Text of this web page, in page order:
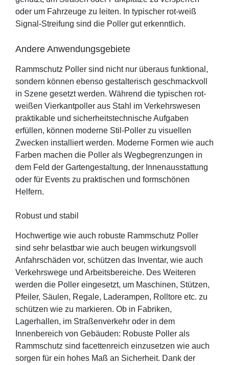
oder um Fahrzeuge zu leiten. In typischer rot-weiß
Signal-Streifung sind die Poller gut erkenntlich.
Andere Anwendungsgebiete
Rammschutz Poller sind nicht nur überaus funktional,
sondern können ebenso gestalterisch geschmackvoll
in Szene gesetzt werden. Während die typischen rot-
weißen Vierkantpoller aus Stahl im Verkehrswesen
praktikable und sicherheitstechnische Aufgaben
erfüllen, können moderne Stil-Poller zu visuellen
Zwecken installiert werden. Moderne Formen wie auch
Farben machen die Poller als Wegbegrenzungen in
dem Feld der Gartengestaltung, der Innenausstattung
oder für Events zu praktischen und formschönen
Helfern.
Robust und stabil
Hochwertige wie auch robuste Rammschutz Poller
sind sehr belastbar wie auch beugen wirkungsvoll
Anfahrschäden vor, schützen das Inventar, wie auch
Verkehrswege und Arbeitsbereiche. Des Weiteren
werden die Poller eingesetzt, um Maschinen, Stützen,
Pfeiler, Säulen, Regale, Laderampen, Rolltore etc. zu
schützen wie zu markieren. Ob in Fabriken,
Lagerhallen, im Straßenverkehr oder in dem
Innenbereich von Gebäuden: Robuste Poller als
Rammschutz sind facettenreich einzusetzen wie auch
sorgen für ein hohes Maß an Sicherheit. Dank der